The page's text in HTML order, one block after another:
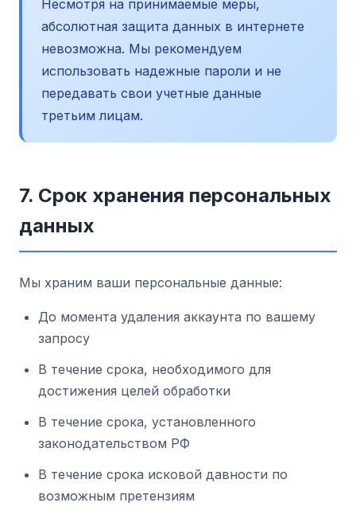
Несмотря на принимаемые меры,
абсолютная защита данных в интернете
невозможна. Мы рекомендуем
использовать надежные пароли и не
передавать свои учетные данные
третьим лицам.
7. Срок хранения персональных
данных
Мы храним ваши персональные данные:
До момента удаления аккаунта по вашему
запросу
В течение срока, необходимого для
достижения целей обработки
В течение срока, установленного
законодательством РФ
В течение срока исковой давности по
возможным претензиям